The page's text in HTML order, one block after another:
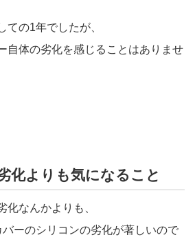
ての1年でしたが、
自体の劣化を感じることはありませ
化よりも気になること
化なんかよりも、
ーのシリコンの劣化が著しいので